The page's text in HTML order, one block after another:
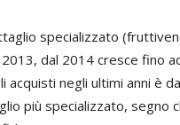
specializzato
dal 2014 cresce fino
acquisti negli ultimi anni è
più specializzato, segno